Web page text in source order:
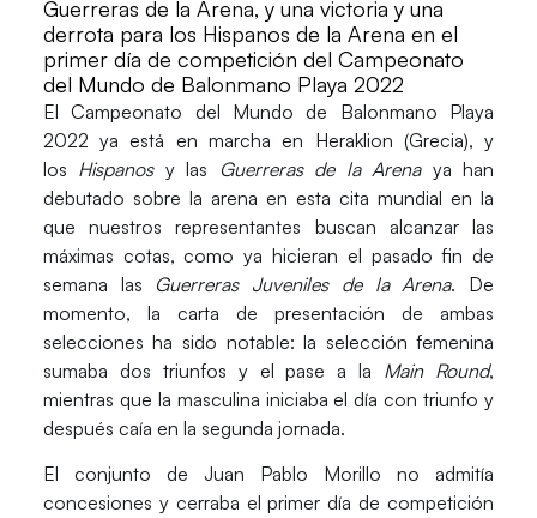
Guerreras de la Arena, y una victoria y una
derrota para los Hispanos de la Arena en el
primer día de competición del Campeonato
del Mundo de Balonmano Playa 2022
ElCampeonato del Mundo de Balonmano Playa
2022 ya está en marcha en Heraklion (Grecia), y
los Hispanos y las Guerreras de la Arena ya han
debutado sobre la arena en esta cita mundial en la
que nuestros representantes buscan alcanzar las
máximas cotas, como ya hicieran el pasado fin de
semana las Guerreras Juveniles de la Arena. De
momento, la carta de presentación de ambas
selecciones ha sido notable: la selección femenina
sumaba dos triunfos y el pase a la Main Round,
mientras que la masculina iniciaba el día con triunfo y
después caía en la segunda jornada.
El conjunto de Juan Pablo Morillo no admitía
concesiones y cerraba el primer día de competición